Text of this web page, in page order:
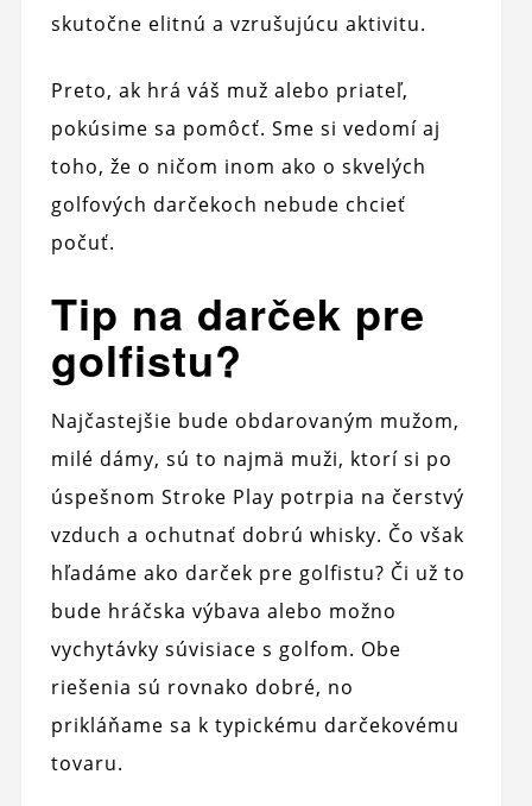
skutočne elitnú a vzrušujúcu aktivitu.
Preto, ak hrá váš muž alebo priateľ,
pokúsime sa pomôcť. Sme si vedomí aj
toho, že o ničom inom ako o skvelých
golfových darčekoch nebude chcieť
počuť.
Tip na darček pre
golfistu?
Najčastejšie bude obdarovaným mužom,
milé dámy, sú to najmä muži, ktorí si po
úspešnom Stroke Play potrpia na čerstvý
vzduch a ochutnať dobrú whisky. Čo však
hľadáme ako darček pre golfistu? Či už to
bude hráčska výbava alebo možno
vychytávky súvisiace s golfom. Obe
riešenia sú rovnako dobré, no
prikláňame sa k typickému darčekovému
tovaru.